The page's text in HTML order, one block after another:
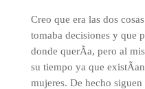
Creo que era las dos
tomaba decisiones y que
donde querÃ­a, pero al
su tiempo ya que
mujeres. De hecho